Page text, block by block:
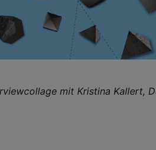
mit Kristina Kallert,